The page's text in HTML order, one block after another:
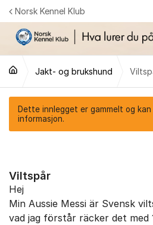
Gå til innhold
Norsk Kennel Klub
Følg
Følg
Jakt- og brukshund
Dette innlegget er gammelt og kan
informasjon.
Viltspår
Hej
Min Aussie Messi är Svensk
vad jag förstår räcker det med